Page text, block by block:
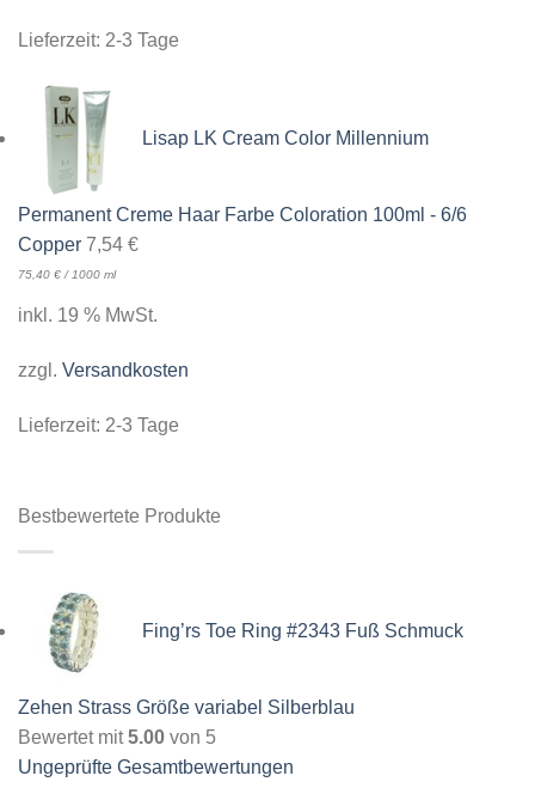
Lieferzeit: 2-3 Tage
Lisap LK Cream Color Millennium
Permanent Creme Haar Farbe Coloration 100ml - 6/6
Copper 7,54 €
75,40 € / 1000 ml
inkl. 19 % MwSt.
zzgl. Versandkosten
Lieferzeit: 2-3 Tage
Bestbewertete Produkte
Fing’rs Toe Ring #2343 Fuß Schmuck
Zehen Strass Größe variabel Silberblau
Bewertet mit5.00 von 5
Ungeprüfte Gesamtbewertungen